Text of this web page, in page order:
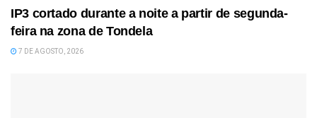
IP3 cortado durante a noite a partir de segunda-
feira na zona de Tondela
7 DE AGOSTO, 2026